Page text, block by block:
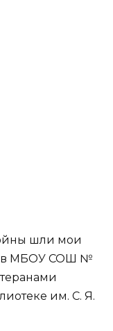
шли мои
МБОУ СОШ №
им. С. Я.